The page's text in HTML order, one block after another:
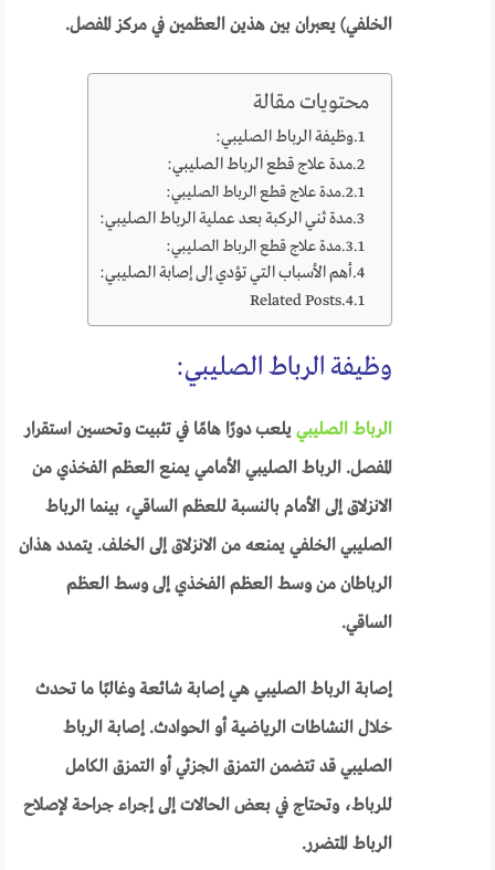
الخلفي) يعبران بين هذين العظمين في مركز المفصل.
محتويات مقالة
وظيفة الرباط الصليبي:
مدة علاج قطع الرباط الصليبي:
مدة علاج قطع الرباط الصليبي:
مدة ثني الركبة بعد عملية الرباط الصليبي:
مدة علاج قطع الرباط الصليبي:
أهم الأسباب التي تؤدي إلى إصابة الصليبي:
Related Posts
وظيفة الرباط الصليبي:
الرباط الصليبي يلعب دورًا هامًا في تثبيت وتحسين استقرار
المفصل. الرباط الصليبي الأمامي يمنع العظم الفخذي من
الانزلاق إلى الأمام بالنسبة للعظم الساقي، بينما الرباط
الصليبي الخلفي يمنعه من الانزلاق إلى الخلف. يتمدد هذان
الرباطان من وسط العظم الفخذي إلى وسط العظم
الساقي.
إصابة الرباط الصليبي هي إصابة شائعة وغالبًا ما تحدث
خلال النشاطات الرياضية أو الحوادث. إصابة الرباط
الصليبي قد تتضمن التمزق الجزئي أو التمزق الكامل
للرباط، وتحتاج في بعض الحالات إلى إجراء جراحة لإصلاح
الرباط المتضرر.